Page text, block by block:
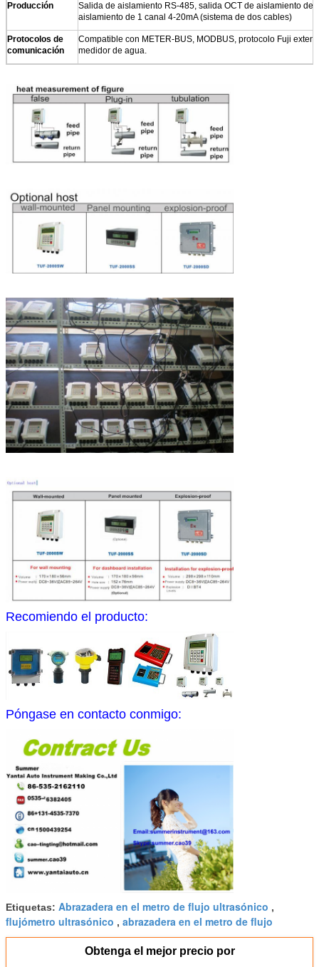
Producción
Salida de aislamiento RS-485, salida OCT de aislamiento de
aislamiento de 1 canal 4-20mA (sistema de dos cables)
Protocolos de
comunicación
Compatible con METER-BUS, MODBUS, protocolo Fuji
medidor de agua.
Recomiendo el producto:
Póngase en contacto conmigo:
Etiquetas: Abrazadera en el metro de flujo ultrasónico ,
flujómetro ultrasónico , abrazadera en el metro de flujo
Obtenga el mejor precio por